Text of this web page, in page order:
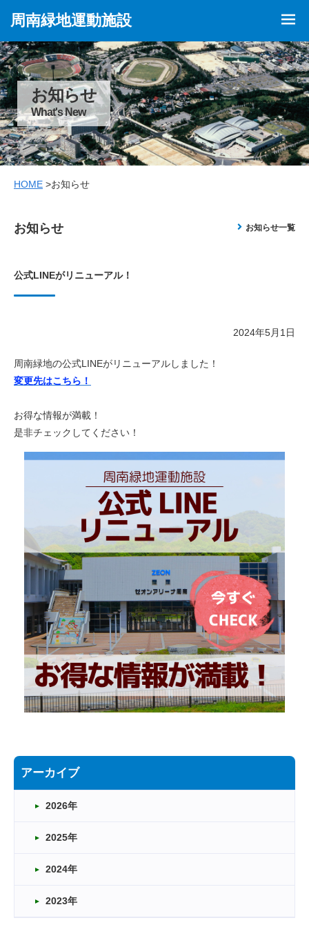
周南緑地運動施設
お知らせ
What's New
HOME >お知らせ
お知らせ お知らせ一覧
公式LINEがリニューアル！
2024年5月1日
周南緑地の公式LINEがリニューアルしました！
変更先はこちら！
お得な情報が満載！
是非チェックしてください！
アーカイブ
2026年
2025年
2024年
2023年